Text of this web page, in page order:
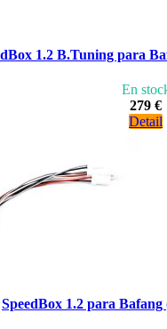
1.2 B.Tuning para
En
279 €
Detail
SpeedBox 1.2 para Bafang